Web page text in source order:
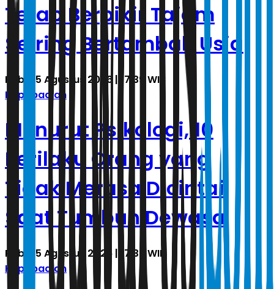
Tetap Berpikir Tajam
Seiring Bertambah Usia
Rabu, 5 Agustus 2026 | 17.39 WIB
Kepribadian
Menurut Psikologi, 10
Perilaku Orang yang
Tidak Merasa Dicintai
Saat Tumbuh Dewasa
Rabu, 5 Agustus 2026 | 17.38 WIB
Kepribadian